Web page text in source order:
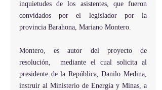
inquietudes de los asistentes, que fueron
convidados por el legislador por la
provincia Barahona, Mariano Montero.
Montero, es autor del proyecto de
resolución,  mediante el cual solicita al
presidente de la República, Danilo Medina,
instruir al Ministerio de Energía y Minas, a